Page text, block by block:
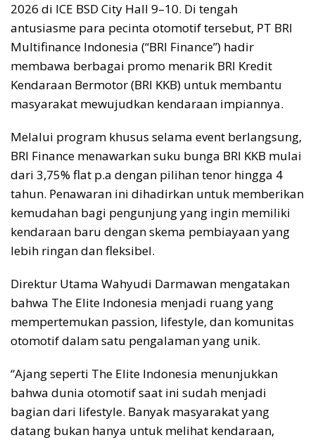
2026 di ICE BSD City Hall 9–10. Di tengah
antusiasme para pecinta otomotif tersebut, PT BRI
Multifinance Indonesia (“BRI Finance”) hadir
membawa berbagai promo menarik BRI Kredit
Kendaraan Bermotor (BRI KKB) untuk membantu
masyarakat mewujudkan kendaraan impiannya.
Melalui program khusus selama event berlangsung,
BRI Finance menawarkan suku bunga BRI KKB mulai
dari 3,75% flat p.a dengan pilihan tenor hingga 4
tahun. Penawaran ini dihadirkan untuk memberikan
kemudahan bagi pengunjung yang ingin memiliki
kendaraan baru dengan skema pembiayaan yang
lebih ringan dan fleksibel.
Direktur Utama Wahyudi Darmawan mengatakan
bahwa The Elite Indonesia menjadi ruang yang
mempertemukan passion, lifestyle, dan komunitas
otomotif dalam satu pengalaman yang unik.
“Ajang seperti The Elite Indonesia menunjukkan
bahwa dunia otomotif saat ini sudah menjadi
bagian dari lifestyle. Banyak masyarakat yang
datang bukan hanya untuk melihat kendaraan,